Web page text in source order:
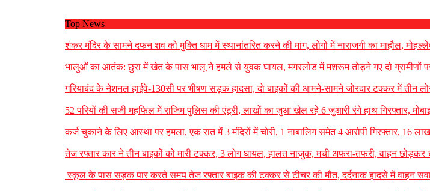
Top News
शंकर मंदिर के सामने दफन शव को मुक्ति धाम में स्थानांतरित करने की मांग, लोगों में नाराजगी का माहौल,
भालुओं का आतंक: छुरा में खेत के पास भालू ने हमले से युवक घायल, मगरलोड में मशरूम तोड़ने गए दो ग्रामीणों
गरियाबंद के नेशनल हाईवे-130सी पर भीषण सड़क हादसा, दो बाइकों की आमने-सामने जोरदार टक्कर में तीन
52 परियों की सजी महफिल में राजिम पुलिस की एंट्री, लाखों का जुआ खेल रहे 6 जुआरी रंगे हाथ गिरफ्तार,
कर्ज चुकाने के लिए आस्था पर हमला, एक रात में 3 मंदिरों में चोरी, 1 नाबालिग समेत 4 आरोपी गिरफ्तार, 16
तेज रफ्तार कार ने तीन बाइकों को मारी टक्कर, 3 लोग घायल, हालत नाजुक, मची अफरा-तफरी, वाहन
स्कूल के पास सड़क पार करते समय तेज रफ्तार बाइक की टक्कर से टीचर की मौत, दर्दनाक हादसे में वाहन